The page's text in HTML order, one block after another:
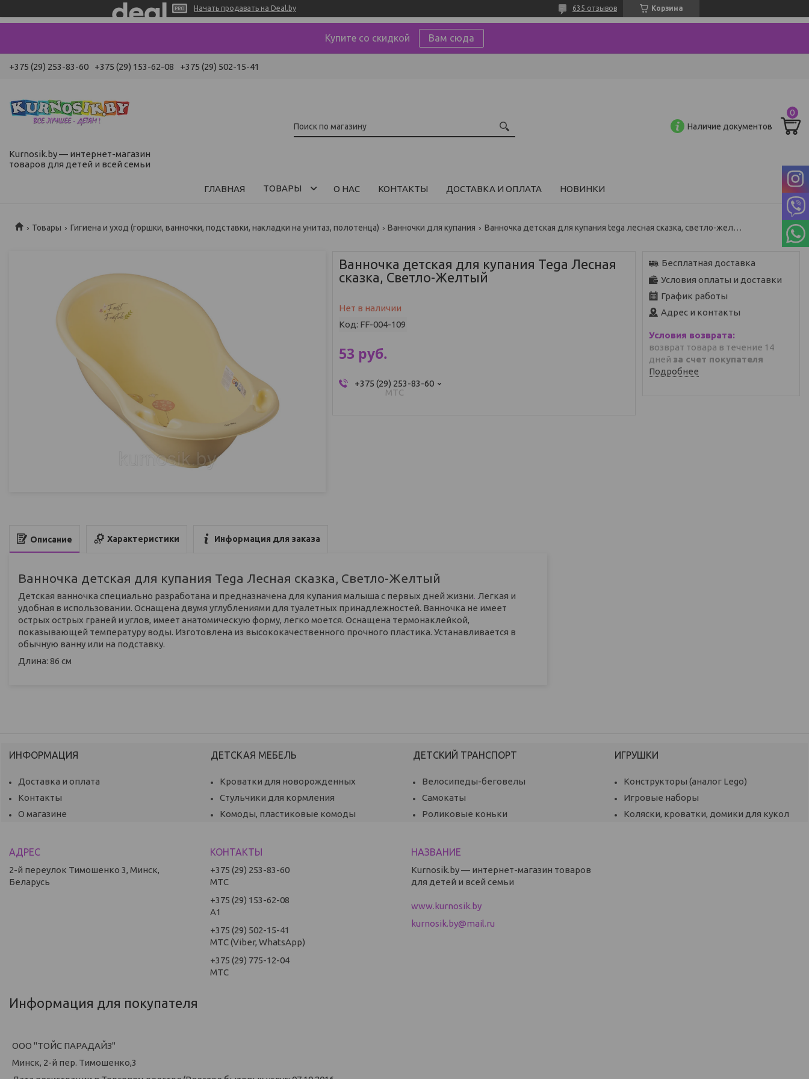
Начать продавать на Deal.by Корзина
635 отзывов
Купите со скидкой Вам сюда
+375 (29) 253-83-60 +375 (29) 153-62-08 +375 (29) 502-15-41
Kurnosik.by — интернет-магазин
товаров для детей и всей семьи
Наличие документов
ГЛАВНАЯ ТОВАРЫ О НАС КОНТАКТЫ ДОСТАВКА И ОПЛАТА НОВИНКИ
Товары Гигиена и уход (горшки, ванночки, подставки, накладки на унитаз, полотенца) Ванночки для купания Ванночка детская для купания tega лесная сказка, светло-желтый
Ванночка детская для купания Tega Лесная
сказка, Светло-Желтый
Нет в наличии
Код: FF-004-109
53 руб.
+375 (29) 253-83-60
МТС
Бесплатная доставка
Условия оплаты и доставки
График работы
Адрес и контакты
возврат товара в течение 14
дней за счет покупателя
Подробнее
Описание Характеристики Информация для заказа
Ванночка детская для купания Tega Лесная сказка, Светло-Желтый
Детская ванночка специально разработана и предназначена для купания малыша с первых дней жизни. Легкая и
удобная в использовании. Оснащена двумя углублениями для туалетных принадлежностей. Ванночка не имеет
острых острых граней и углов, имеет анатомическую форму, легко моется. Оснащена термонаклейкой,
показывающей температуру воды. Изготовлена из высококачественного прочного пластика. Устанавливается в
обычную ванну или на подставку.
Длина: 86 см
ИНФОРМАЦИЯ
Доставка и оплата
Контакты
О магазине
ДЕТСКАЯ МЕБЕЛЬ
Кроватки для новорожденных
Стульчики для кормления
Комоды, пластиковые комоды
ДЕТСКИЙ ТРАНСПОРТ
Велосипеды-беговелы
Самокаты
Роликовые коньки
ИГРУШКИ
Конструкторы (аналог Lego)
Игровые наборы
Коляски, кроватки, домики для кукол
2-й переулок Тимошенко 3, Минск,
Беларусь
+375 (29) 253-83-60
МТС
+375 (29) 153-62-08
А1
+375 (29) 502-15-41
МТС (Viber, WhatsApp)
+375 (29) 775-12-04
МТС
Kurnosik.by — интернет-магазин товаров
для детей и всей семьи
www.kurnosik.by
kurnosik.by@mail.ru
Информация для покупателя
ООО "ТОЙС ПАРАДАЙЗ"
Минск, 2-й пер. Тимошенко,3